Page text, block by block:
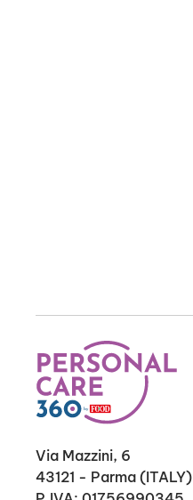
Via Mazzini, 6
43121 - Parma (ITALY)